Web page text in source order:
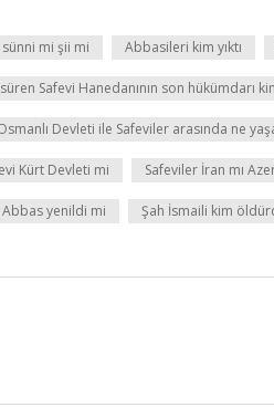
mi şii mi Abbasileri kim yıktı
Safevi Hanedanının son hükümdarı
Devleti ile Safeviler arasında ne
Kürt Devleti mi Safeviler İran mı
Abbas yenildi mi Şah İsmaili kim